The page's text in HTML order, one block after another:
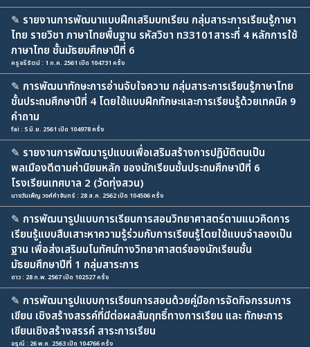
✎ รายงานการพัฒนาแบบฝึกเสริมบทเรียน กลุ่มสาระการเรียนรู้ภาษา
ไทย รายวิชา ภาษาไทยพื้นฐาน รหัสวิชา ท33101สาระที่ 4 หลักการใช้
ภาษาไทย ชั้นมัธยมศึกษาปีที่ 6
ครูจรีรัตน์ : 1 ก.ค. 2561 เปิด 104731 ครั้ง
✎ การพัฒนาทักษะการอ่านจับใจความ กลุ่มสาระการเรียนรู้ภาษาไทย
ชั้นประถมศึกษาปีที่ 4 โดยใช้แบบฝึกทักษะและการเรียนรู้ด้วยเทคนิค 9
คำถาม
fai : 5 มิ.ย. 2561 เปิด 104978 ครั้ง
✎ รายงานการพัฒนารูปแบบเพื่อเสริมสร้างการปฏิบัติตนเป็น
พลเมืองดีตามค่านิยมหลัก ของนักเรียนชั้นประถมศึกษาปีที่ 6
โรงเรียนเทศบาล 2 (วัดทุ่งสวน)
นางวันเพ็ญ วงศ์คำจันทร์ : 28 ส.ค. 2562 เปิด 104506 ครั้ง
✎ การพัฒนารูปแบบการเรียนการสอนวิทยาศาสตร์ตามแนวคิดการ
เรียนรู้แบบสืบเสาะหาความรู้ร่วมกับการเรียนรู้โดยใช้แบบจำลองเป็น
ฐาน เพื่อส่งเสริมมโนทัศน์ทางวิทยาศาสตร์ของนักเรียนชั้น
มัธยมศึกษาปีที่ 1 กลุ่มสาระการ
ดาว : 28 ก.พ. 2567 เปิด 102527 ครั้ง
✎ การพัฒนารูปแบบการเรียนการสอนด้วยคู่มือการจัดกิจกรรมการ
เขียน เชิงสร้างสรรค์ที่มีต่อผลสัมฤทธิ์ทางการเรียน และ ทักษะการ
เขียนเชิงสร้างสรรค์ สาระการเรียน
อรุณี : 26 พ.ค. 2563 เปิด 104766 ครั้ง